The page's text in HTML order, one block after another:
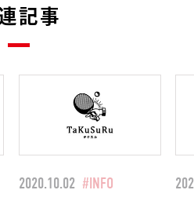
記事
2020.10.02 #INFO